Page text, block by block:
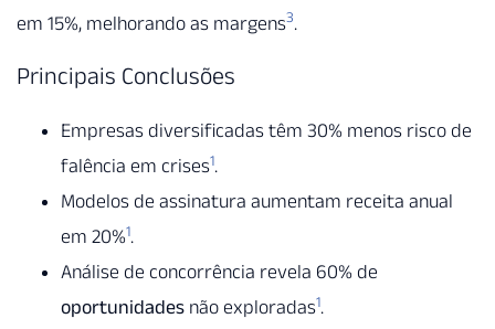
em 15%, melhorando as margens3.
Principais Conclusões
Empresas diversificadas têm 30% menos risco de
falência em crises1.
Modelos de assinatura aumentam receita anual
em 20%1.
Análise de concorrência revela 60% de
oportunidades não exploradas1.